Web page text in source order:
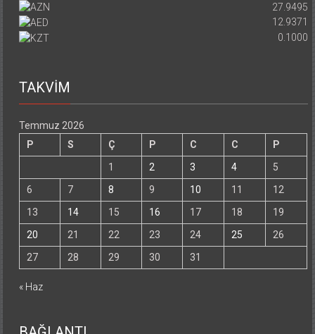
27.9495
12.9371
0.1000
TAKVİM
Temmuz 2026
P
S Ç P C C
P
1
2 3 4
5
6
7 8 9 10 11
12
13
14 15 16 17 18
19
20
21 22 23 24 25
26
27
28 29 30 31
« Haz